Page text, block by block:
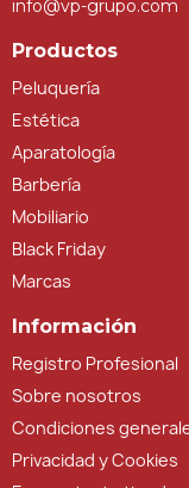
info@vp-grupo.com
Productos
Peluquería
Estética
Aparatología
Barbería
Mobiliario
Black Friday
Marcas
Información
Registro Profesional
Sobre nosotros
Condiciones
Privacidad y Cookies